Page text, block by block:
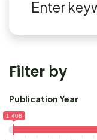
Filter by
Publication Year
1 408